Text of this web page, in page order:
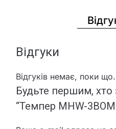
Відгуки
Відгуків немає, поки що.
Будьте першим, хто
“Темпер MHW-